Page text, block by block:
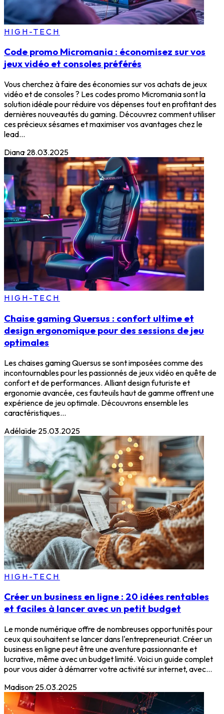
HIGH-TECH
Code promo Micromania : économisez sur vos
jeux vidéo et consoles préférés
Vous cherchez à faire des économies sur vos achats de jeux
vidéo et de consoles ? Les codes promo Micromania sont la
solution idéale pour réduire vos dépenses tout en profitant des
dernières nouveautés du gaming. Découvrez comment utiliser
ces précieux sésames et maximiser vos avantages chez le
lead...
Diana· 28.03.2025
HIGH-TECH
Chaise gaming Quersus : confort ultime et
design ergonomique pour des sessions de jeu
optimales
Les chaises gaming Quersus se sont imposées comme des
incontournables pour les passionnés de jeux vidéo en quête de
confort et de performances. Alliant design futuriste et
ergonomie avancée, ces fauteuils haut de gamme offrent une
expérience de jeu optimale. Découvrons ensemble les
caractéristiques...
Adélaïde· 25.03.2025
HIGH-TECH
Créer un business en ligne : 20 idées rentables
et faciles à lancer avec un petit budget
Le monde numérique offre de nombreuses opportunités pour
ceux qui souhaitent se lancer dans l'entrepreneuriat. Créer un
business en ligne peut être une aventure passionnante et
lucrative, même avec un budget limité. Voici un guide complet
pour vous aider à démarrer votre activité sur internet, avec...
Madison· 25.03.2025